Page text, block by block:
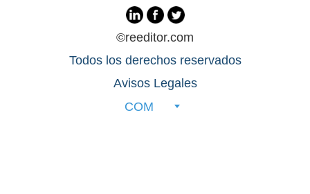
©reeditor.com
Todos los derechos reservados
Avisos Legales